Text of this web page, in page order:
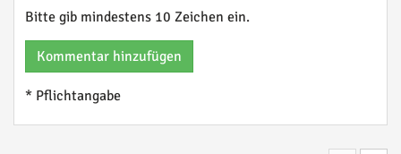
Bitte gib mindestens 10 Zeichen ein.
Kommentar hinzufügen
* Pflichtangabe